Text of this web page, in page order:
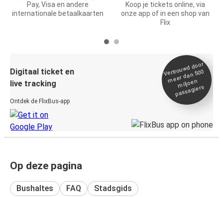
Pay, Visa en andere
internationale betaalkaarten
Koop je tickets online, via
onze app of in een shop van
Flix
Digitaal ticket en
live tracking
Ontdek de FlixBus-app
Vertrou
wd door
meer dan 500
miljoen
passagiers
Op deze pagina
Bushaltes FAQ Stadsgids